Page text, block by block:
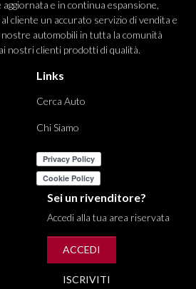
e in continua espansione,
cliente un accurato servizio di vendita e
nostre automobili in tutta la comunità
nostri clienti prodotti di qualità.
Links
Cerca Auto
Chi Siamo
Sei un rivenditore?
Accedi alla tua area riservata
ACCEDI
ISCRIVITI